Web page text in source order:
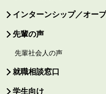
インターンシップ／オー
先輩の声
先輩社会人の声
就職相談窓口
学生向け